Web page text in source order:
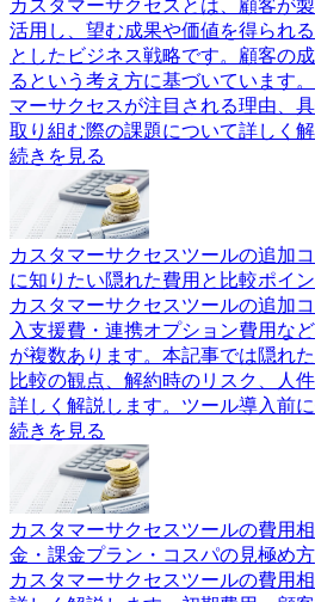
カスタマーサクセスとは、顧客が
活用し、望む成果や価値を得られ
としたビジネス戦略です。顧客の
るという考え方に基づいています
マーサクセスが注目される理由、
取り組む際の課題について詳しく解
続きを見る
カスタマーサクセスツールの追加
に知りたい隠れた費用と比較ポイン
カスタマーサクセスツールの追加
入支援費・連携オプション費用な
が複数あります。本記事では隠れ
比較の観点、解約時のリスク、人
詳しく解説します。ツール導入前
続きを見る
カスタマーサクセスツールの費用
金・課金プラン・コスパの見極め方
カスタマーサクセスツールの費用